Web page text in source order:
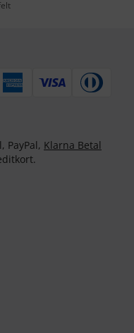
PayPal, Klarna Betal